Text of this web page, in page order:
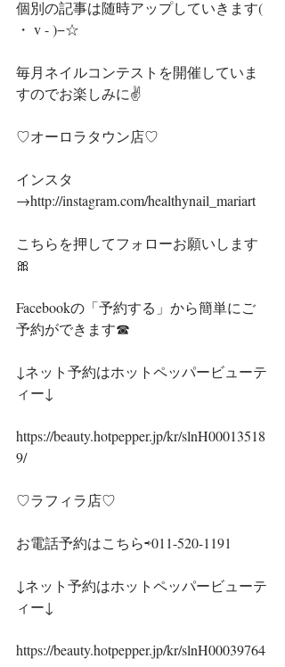
個別の記事は随時アップしていきます(
・ v - )−☆
毎月ネイルコンテストを開催していま
すのでお楽しみに✌️
♡オーロラタウン店♡
インスタ
→http://instagram.com/healthynail_mariart
こちらを押してフォローお願いします
🎀
Facebookの「予約する」から簡単にご
予約ができます☎
↓ネット予約はホットペッパービューテ
ィー↓
https://beauty.hotpepper.jp/kr/slnH00013518
9/
♡ラフィラ店♡
お電話予約はこちら⇨011-520-1191
↓ネット予約はホットペッパービューテ
ィー↓
https://beauty.hotpepper.jp/kr/slnH00039764